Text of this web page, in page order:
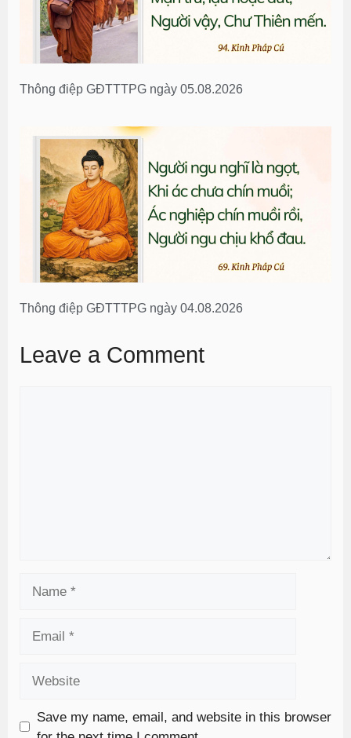
Thông điệp GĐTTTPG ngày 05.08.2026
Thông điệp GĐTTTPG ngày 04.08.2026
Leave a Comment
Save my name, email, and website in this browser